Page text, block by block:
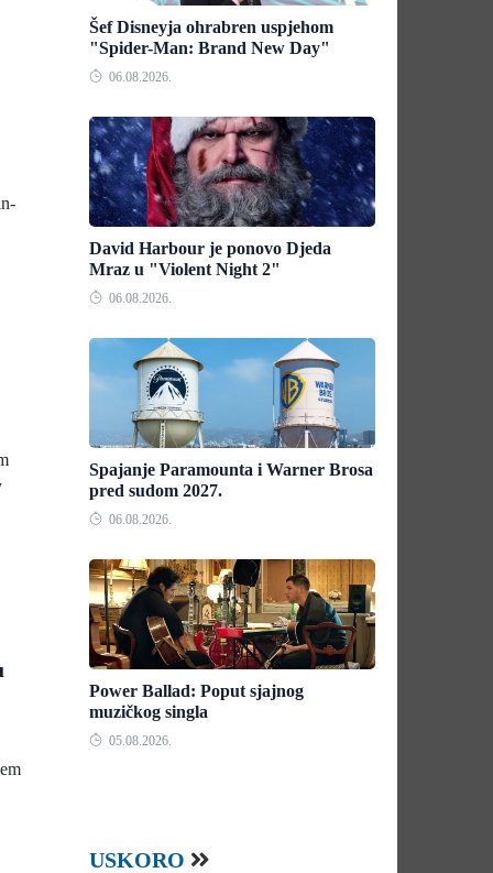
Šef Disneyja ohrabren uspjehom
"Spider-Man: Brand New Day"
06.08.2026.
David Harbour je ponovo Djeda
Mraz u "Violent Night 2"
06.08.2026.
Spajanje Paramounta i Warner Brosa
pred sudom 2027.
06.08.2026.
Power Ballad: Poput sjajnog
muzičkog singla
05.08.2026.
USKORO